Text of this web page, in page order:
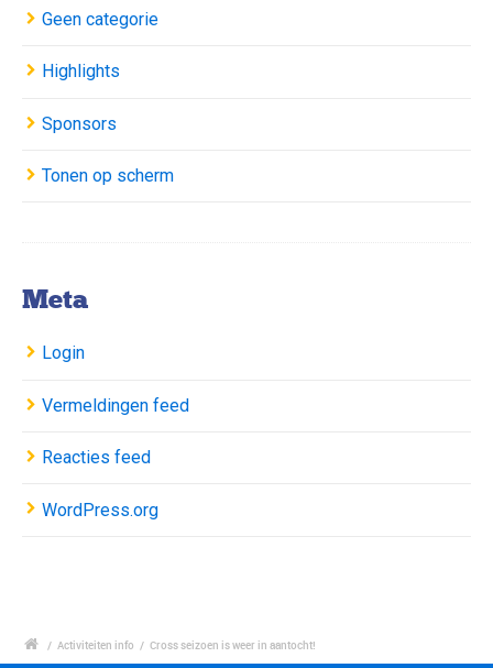
Geen categorie
Highlights
Sponsors
Tonen op scherm
Meta
Login
Vermeldingen feed
Reacties feed
WordPress.org
/ Activiteiten info / Cross seizoen is weer in aantocht!